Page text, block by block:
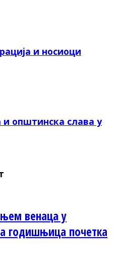
и носиоци
општинска слава у
венаца у
годишњица почетка